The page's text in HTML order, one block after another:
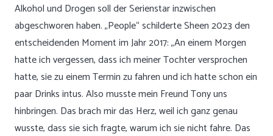
Alkohol und Drogen soll der Serienstar inzwischen
abgeschworen haben. „People“ schilderte Sheen 2023 den
entscheidenden Moment im Jahr 2017: „An einem Morgen
hatte ich vergessen, dass ich meiner Tochter versprochen
hatte, sie zu einem Termin zu fahren und ich hatte schon ein
paar Drinks intus. Also musste mein Freund Tony uns
hinbringen. Das brach mir das Herz, weil ich ganz genau
wusste, dass sie sich fragte, warum ich sie nicht fahre. Das